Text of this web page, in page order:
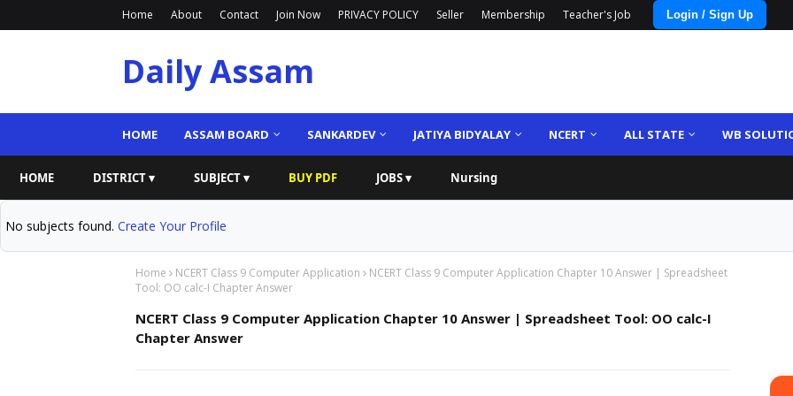
Home About Contact Join Now PRIVACY POLICY Seller Membership Teacher's Job Login / Sign Up
Daily Assam
HOME ASSAM BOARD SANKARDEV JATIYA BIDYALAY NCERT ALL STATE WB
HOME DISTRICT ▾ SUBJECT ▾ BUY PDF JOBS ▾ Nursing
No subjects found. Create Your Profile
Home NCERT Class 9 Computer Application
NCERT Class 9 Computer Application Chapter 10 Answer | Spreadsheet
Tool: OO calc-I Chapter Answer
NCERT Class 9 Computer Application Chapter 10 Answer | Spreadsheet Tool: OO calc-I
Chapter Answer